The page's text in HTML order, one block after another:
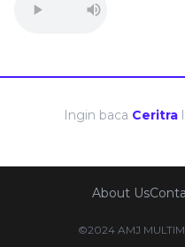
Ingin baca Ceritra
About Us
©2024 AMJ